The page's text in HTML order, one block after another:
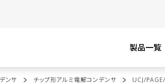
製品一覧
ンサ チップ形アルミ電解コンデンサ UCJ/